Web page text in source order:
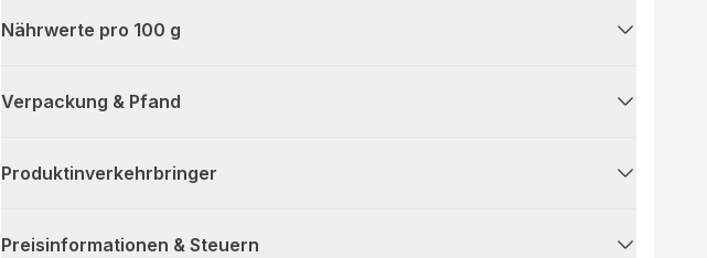
Nährwerte pro 100 g
Verpackung & Pfand
Produktinverkehrbringer
Preisinformationen & Steuern